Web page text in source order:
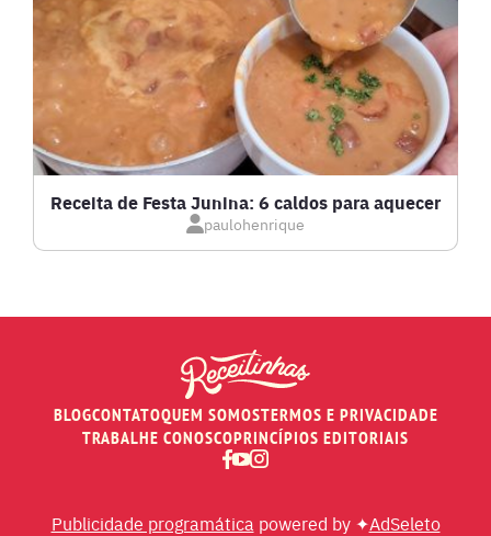
LASANHAS
LOW CARB
MASSAS E PASTAS
RECEITAS DE AIR FRYER
Receita de Festa Junina: 6 caldos para aquecer
paulohenrique
BLOGCONTATOQUEM SOMOSTERMOS E PRIVACIDADE
TRABALHE CONOSCOPRINCÍPIOS EDITORIAIS
Publicidade programática powered by ✦AdSeleto